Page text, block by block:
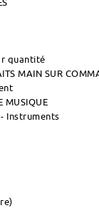
quantité
MAIN SUR
MUSIQUE
Instruments